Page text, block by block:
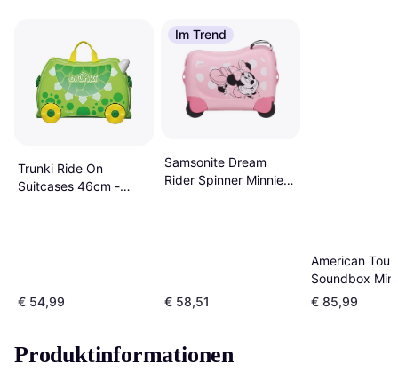
Trunki Ride On
Suitcases 46cm -
€ 54,99
Im Trend
Samsonite Dream
Rider Spinner Minnie
€ 58,51
American
Soundbox Mini
Spinner 47cm
Green
€ 85,99
Produktinformationen